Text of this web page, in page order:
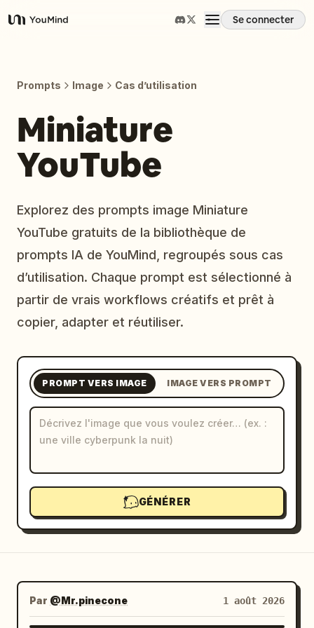
YouMind
Se connecter
Compétences
Mises à jour
Prompts Image Cas d’utilisation
Miniature
YouTube
Explorez des prompts image Miniature
YouTube gratuits de la bibliothèque de
prompts IA de YouMind, regroupés sous cas
d’utilisation. Chaque prompt est sélectionné à
partir de vrais workflows créatifs et prêt à
copier, adapter et réutiliser.
PROMPT VERS IMAGE IMAGE VERS PROMPT
GÉNÉRER
Par @Mr.pinecone 1 août 2026